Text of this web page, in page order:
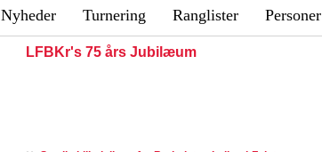
Nyheder Turnering Ranglister Personer
LFBKr's 75 års Jubilæum